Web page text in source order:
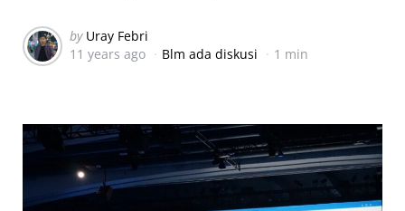
Posted
by
by Uray Febri
11 years ago
Blm ada diskusi 1 min